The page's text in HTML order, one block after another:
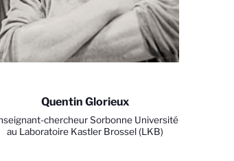
Quentin Glorieux
chercheur Sorbonne Université
au Laboratoire Kastler Brossel (LKB)